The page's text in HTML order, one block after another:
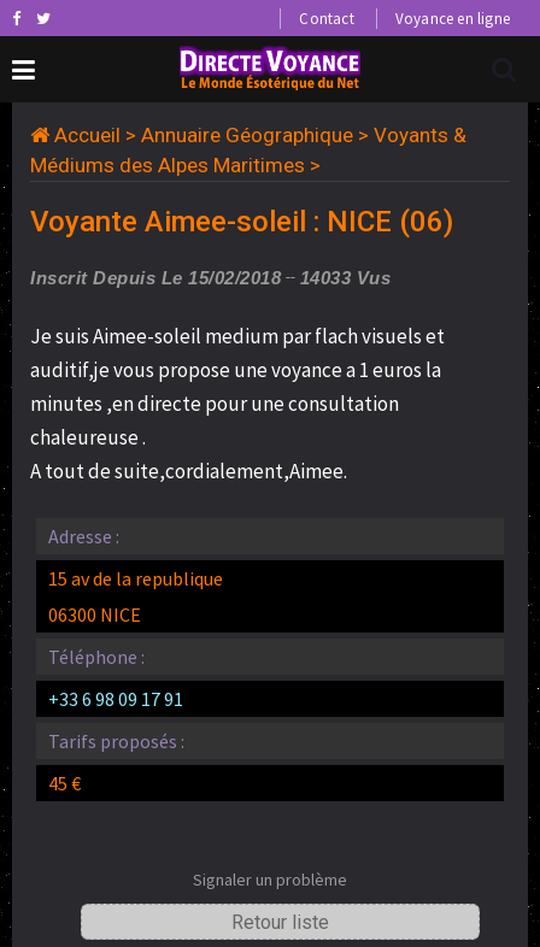
Contact Voyance en ligne
Accueil > Annuaire Géographique > Voyants &
Médiums des Alpes Maritimes >
Voyante Aimee-soleil : NICE (06)
Inscrit Depuis Le 15/02/2018 14033 Vus
Je suis Aimee-soleil medium par flach visuels et
auditif,je vous propose une voyance a 1 euros la
minutes ,en directe pour une consultation
chaleureuse .
A tout de suite,cordialement,Aimee.
Adresse :
15 av de la republique
06300 NICE
Téléphone :
+33 6 98 09 17 91
Tarifs proposés :
45 €
Signaler un problème
Retour liste